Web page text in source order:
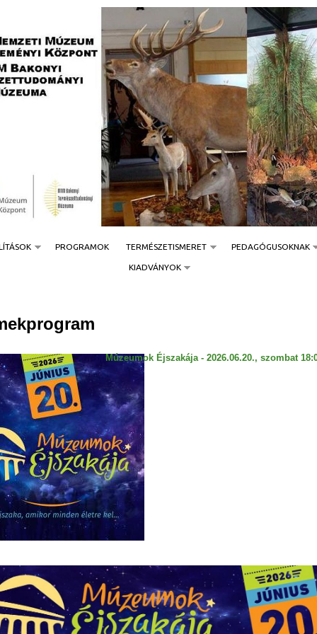
Jump to navigation
PROGRAMOK TERMÉSZETISMERET PEDAGÓGUSOKNAK
KIADVÁNYOK
Múzeumok Éjszakája - 2026.06.20., szombat